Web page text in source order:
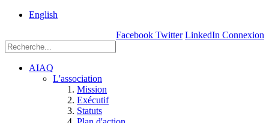
English
Facebook Twitter LinkedIn Connexion
AIAQ
L'association
Mission
Exécutif
Statuts
Einstein, Québec
G1P